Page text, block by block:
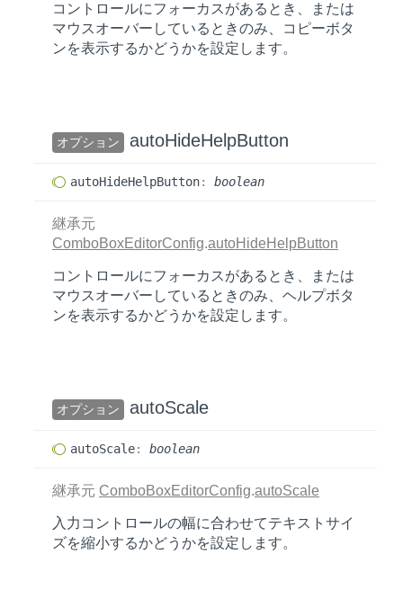
コントロールにフォーカスがあるとき、または
マウスオーバーしているときのみ、コピーボタ
ンを表示するかどうかを設定します。
オプション autoHideHelpButton
autoHideHelpButton: boolean
継承元
ComboBoxEditorConfig.autoHideHelpButton
コントロールにフォーカスがあるとき、または
マウスオーバーしているときのみ、ヘルプボタ
ンを表示するかどうかを設定します。
オプション autoScale
autoScale: boolean
継承元 ComboBoxEditorConfig.autoScale
入力コントロールの幅に合わせてテキストサイ
ズを縮小するかどうかを設定します。